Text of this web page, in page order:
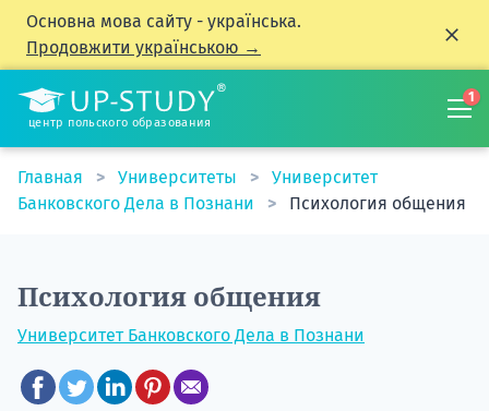
Основна мова сайту - українська.
Продовжити українською →
центр польского образования
1
Главная Университеты
Университет
Банковского Дела в Познани
Психология общения
Психология общения
Университет Банковского Дела в Познани